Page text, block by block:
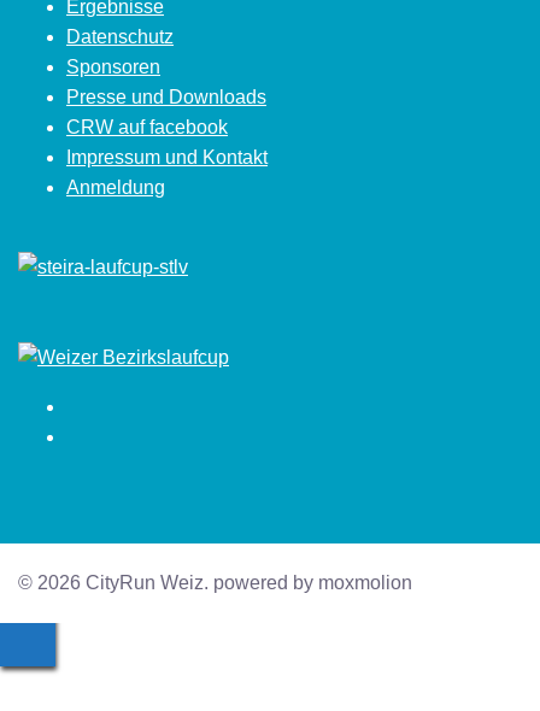
Ergebnisse
Datenschutz
Sponsoren
Presse und Downloads
CRW auf facebook
Impressum und Kontakt
Anmeldung
© 2026 CityRun Weiz. powered by moxmolion